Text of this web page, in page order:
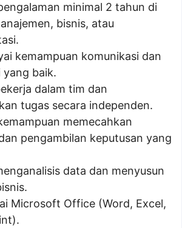
minimal 2 tahun di
bisnis, atau
kemampuan komunikasi dan
yang baik.
dalam tim dan
tugas secara independen.
memecahkan
pengambilan keputusan yang
data dan menyusun
Microsoft Office (Word, Excel,